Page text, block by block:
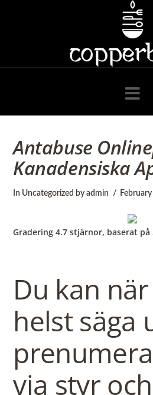
o
p
p
e
r
b
o
w
Antabuse
Kanadensiska
In Uncategorized by admin
Gradering4.7 stjärnor, baserat på
Du kan
helst säga
via styr